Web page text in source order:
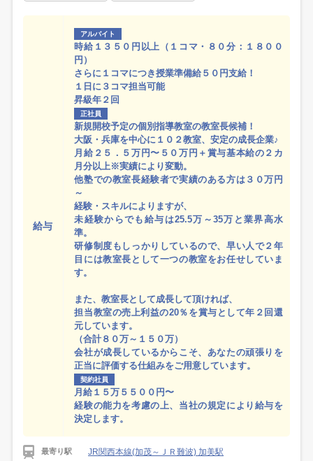
給与
アルバイト
時給１３５０円以上（１コマ・８０分：１８００
円）
さらに１コマにつき授業準備給５０円支給！
１日に３コマ担当可能
昇級年２回
正社員
新規開校予定の個別指導教室の教室長候補！
大阪・兵庫を中心に１０２教室、安定の成長企業♪
月給２５．５万円〜５０万円＋賞与基本給の２カ
月分以上※実績により変動。
他塾での教室長経験者で実績のある方は３０万円
～
経験・スキルによりますが、
未経験からでも給与は25.5万～35万と業界高水
準。
研修制度もしっかりしているので、早い人で２年
目には教室長として一つの教室をお任せしていま
す。
また、教室長として成長して頂ければ、
担当教室の売上利益の20％を賞与として年２回還
元しています。
（合計８０万～１５０万）
会社が成長しているからこそ、あなたの頑張りを
正当に評価する仕組みをご用意しています。
契約社員
月給１５万５５００円〜
経験の能力を考慮の上、当社の規定により給与を
決定します。
最寄り駅 JR関西本線(加茂～ＪＲ難波) 加美駅